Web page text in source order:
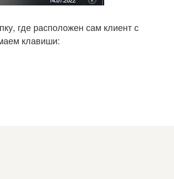
где расположен сам клиент с
клавиши: